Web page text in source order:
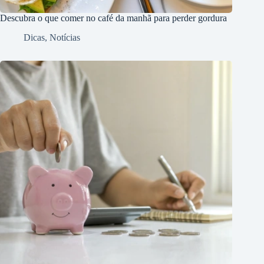
Descubra o que comer no café da manhã para perder gordura
Dicas, Notícias